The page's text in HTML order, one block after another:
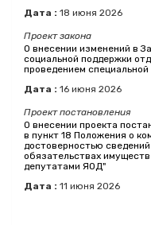
Дата : 18 июня 2026
Проект закона
О внесении изменений в
социальной поддержки
проведением
Дата : 16 июня 2026
Проект постановления
О внесении проекта
в пункт 18 Положения о
достоверностью
обязательствах
депутатами ЯОД"
Дата : 11 июня 2026